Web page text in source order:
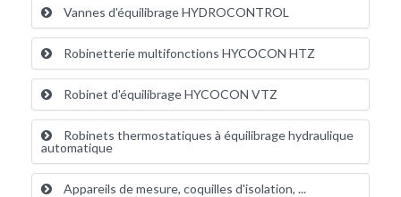
Vannes d'équilibrage HYDROCONTROL
Robinetterie multifonctions HYCOCON HTZ
Robinet d'équilibrage HYCOCON VTZ
Robinets thermostatiques à équilibrage hydraulique
automatique
Appareils de mesure, coquilles d'isolation, ...